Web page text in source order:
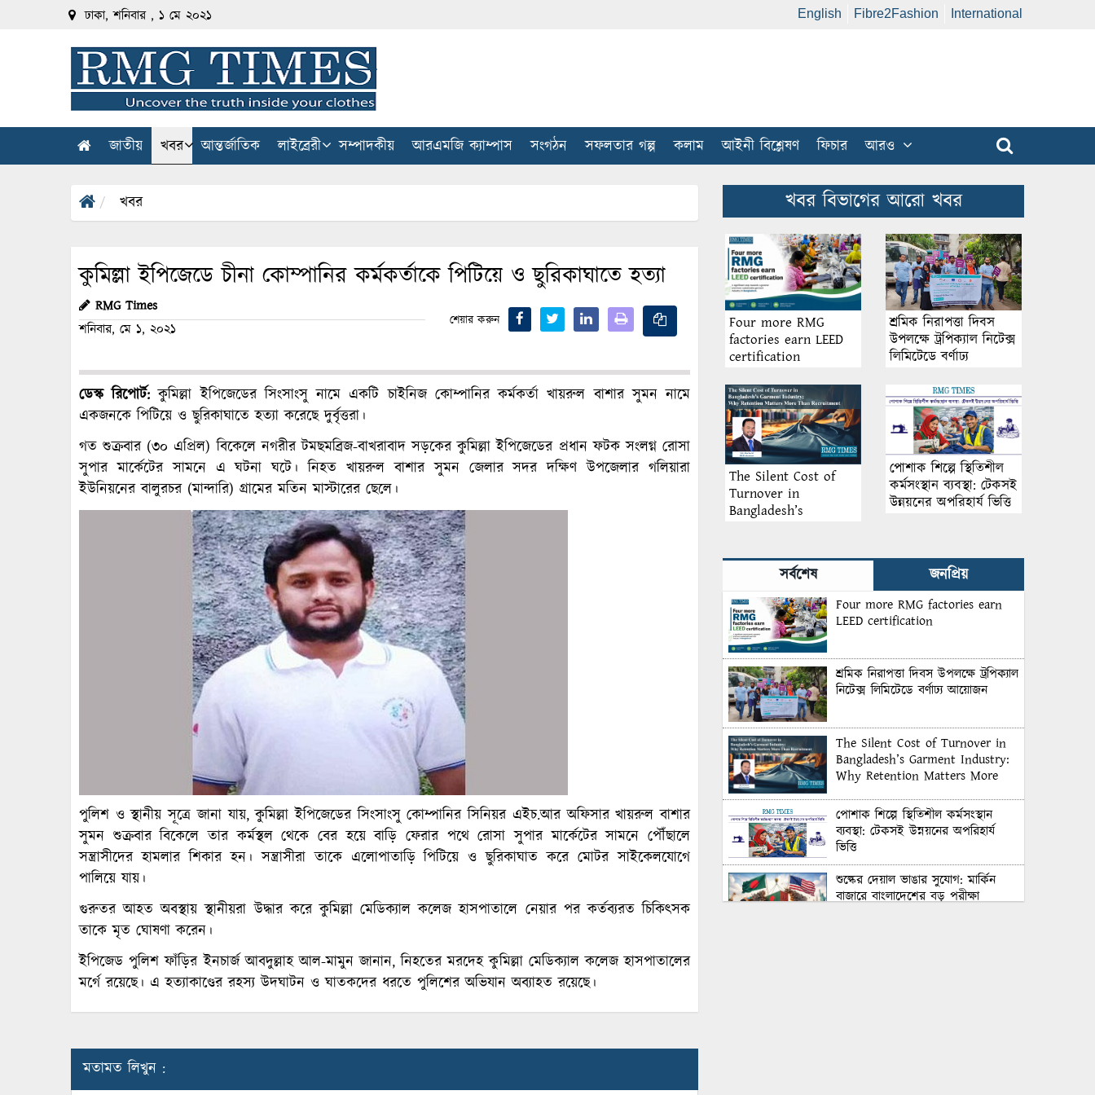
ঢাকা, শনিবার , ১ মে ২০২১ English Fibre2Fashion International
জাতীয় খবর আন্তর্জাতিক লাইব্রেরী সম্পাদকীয় আরএমজি ক্যাম্পাস সংগঠন সফলতার গল্প কলাম আইনী বিশ্লেষণ ফিচার আরও
খবর
কুমিল্লা ইপিজেডে চীনা কোম্পানির কর্মকর্তাকে পিটিয়ে ও ছুরিকাঘাতে হত্যা
RMG Times
শনিবার, মে ১, ২০২১
শেয়ার করুন
ডেস্ক রিপোর্ট: কুমিল্লা ইপিজেডের সিংসাংসু নামে একটি চাইনিজ কোম্পানির কর্মকর্তা খায়রুল বাশার সুমন নামে
একজনকে পিটিয়ে ও ছুরিকাঘাতে হত্যা করেছে দুর্বৃত্তরা।
গত শুক্রবার (৩০ এপ্রিল) বিকেলে নগরীর টমছমব্রিজ-বাখরাবাদ সড়কের কুমিল্লা ইপিজেডের প্রধান ফটক সংলগ্ন রোসা
সুপার মার্কেটের সামনে এ ঘটনা ঘটে। নিহত খায়রুল বাশার সুমন জেলার সদর দক্ষিণ উপজেলার গলিয়ারা
ইউনিয়নের বালুরচর (মান্দারি) গ্রামের মতিন মাস্টারের ছেলে।
পুলিশ ও স্থানীয় সূত্রে জানা যায়, কুমিল্লা ইপিজেডের সিংসাংসু কোম্পানির সিনিয়র এইচ.আর অফিসার খায়রুল বাশার
সুমন শুক্রবার বিকেলে তার কর্মস্থল থেকে বের হয়ে বাড়ি ফেরার পথে রোসা সুপার মার্কেটের সামনে পৌঁছালে
সন্ত্রাসীদের হামলার শিকার হন। সন্ত্রাসীরা তাকে এলোপাতাড়ি পিটিয়ে ও ছুরিকাঘাত করে মোটর সাইকেলযোগে
পালিয়ে যায়।
গুরুতর আহত অবস্থায় স্থানীয়রা উদ্ধার করে কুমিল্লা মেডিক্যাল কলেজ হাসপাতালে নেয়ার পর কর্তব্যরত চিকিৎসক
তাকে মৃত ঘোষণা করেন।
ইপিজেড পুলিশ ফাঁড়ির ইনচার্জ আবদুল্লাহ আল-মামুন জানান, নিহতের মরদেহ কুমিল্লা মেডিক্যাল কলেজ হাসপাতালের
মর্গে রয়েছে। এ হত্যাকাণ্ডের রহস্য উদঘাটন ও ঘাতকদের ধরতে পুলিশের অভিযান অব্যাহত রয়েছে।
মতামত লিখুন :
খবর বিভাগের আরো খবর
Four more RMG
factories earn LEED
certification
শ্রমিক নিরাপত্তা দিবস
উপলক্ষে ট্রপিক্যাল নিটেক্স
লিমিটেডে বর্ণাঢ্য
The Silent Cost of
Turnover in
Bangladesh’s
Matters More Than
Recruitment
পোশাক শিল্পে স্থিতিশীল
কর্মসংস্থান ব্যবস্থা: টেকসই
উন্নয়নের অপরিহার্য ভিত্তি
সর্বশেষ জনপ্রিয়
Four more RMG factories earn
LEED certification
শ্রমিক নিরাপত্তা দিবস উপলক্ষে ট্রপিক্যাল
নিটেক্স লিমিটেডে বর্ণাঢ্য আয়োজন
The Silent Cost of Turnover in
Bangladesh’s Garment Industry:
Why Retention Matters More
পোশাক শিল্পে স্থিতিশীল কর্মসংস্থান
ব্যবস্থা: টেকসই উন্নয়নের অপরিহার্য
ভিত্তি
শুল্কের দেয়াল ভাঙার সুযোগ: মার্কিন
বাজারে বাংলাদেশের বড় পরীক্ষা